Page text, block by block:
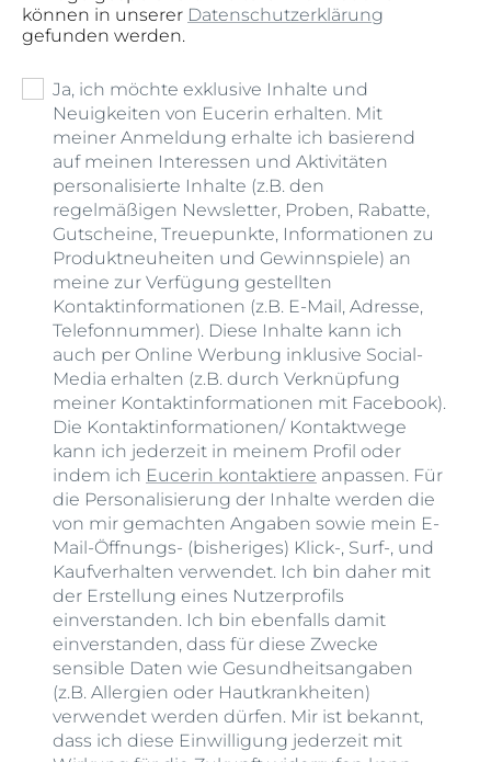
können in unserer Datenschutzerklärung
gefunden werden.
Ja, ich möchte exklusive Inhalte und
Neuigkeiten von Eucerin erhalten. Mit
meiner Anmeldung erhalte ich basierend
auf meinen Interessen und Aktivitäten
personalisierte Inhalte (z.B. den
regelmäßigen Newsletter, Proben, Rabatte,
Gutscheine, Treuepunkte, Informationen zu
Produktneuheiten und Gewinnspiele) an
meine zur Verfügung gestellten
Kontaktinformationen (z.B. E-Mail, Adresse,
Telefonnummer). Diese Inhalte kann ich
auch per Online Werbung inklusive Social-
Media erhalten (z.B. durch Verknüpfung
meiner Kontaktinformationen mit Facebook).
Die Kontaktinformationen/ Kontaktwege
kann ich jederzeit in meinem Profil oder
indem ich Eucerin kontaktiere anpassen. Für
die Personalisierung der Inhalte werden die
von mir gemachten Angaben sowie mein E-
Mail-Öffnungs- (bisheriges) Klick-, Surf-, und
Kaufverhalten verwendet. Ich bin daher mit
der Erstellung eines Nutzerprofils
einverstanden. Ich bin ebenfalls damit
einverstanden, dass für diese Zwecke
sensible Daten wie Gesundheitsangaben
(z.B. Allergien oder Hautkrankheiten)
verwendet werden dürfen. Mir ist bekannt,
dass ich diese Einwilligung jederzeit mit